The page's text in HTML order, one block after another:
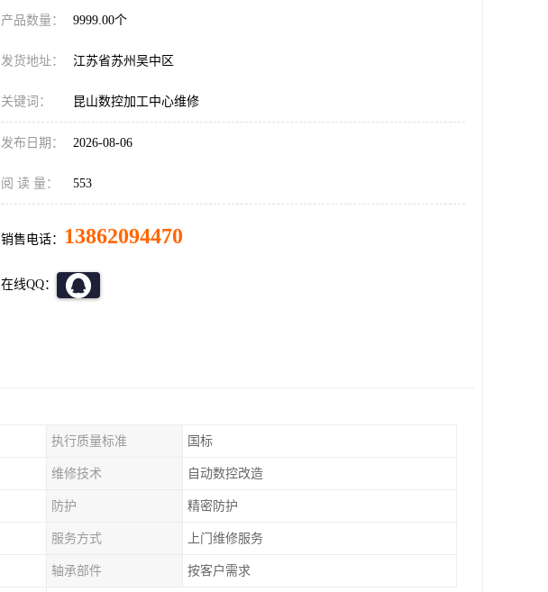
产品数量： 9999.00个
发货地址： 江苏省苏州吴中区
关键词： 昆山数控加工中心维修
发布日期： 2026-08-06
阅 读 量： 553
销售电话： 13862094470
在线QQ：
执行质量标准 国标
维修技术 自动数控改造
防护 精密防护
服务方式 上门维修服务
轴承部件 按客户需求